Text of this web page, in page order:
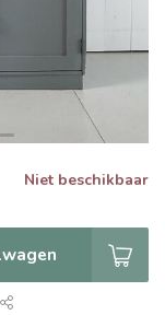
Niet beschikbaar